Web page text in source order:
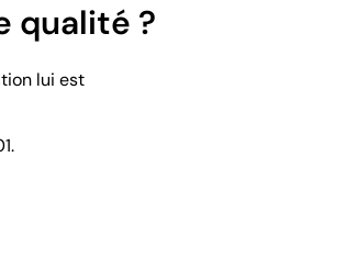
qualité ?
lui est